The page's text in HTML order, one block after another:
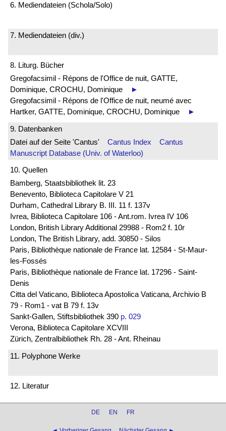
6. Mediendateien (Schola/Solo)
7. Mediendateien (div.)
8. Liturg. Bücher
Gregofacsimil - Répons de l'Office de nuit, GATTE,
Dominique, CROCHU, Dominique
►
Gregofacsimil - Répons de l'Office de nuit, neumé avec
Hartker, GATTE, Dominique, CROCHU, Dominique
►
9. Datenbanken
Datei auf der Seite 'Cantus' Cantus Index
Cantus
Manuscript Database (Univ. of Waterloo)
10. Quellen
Bamberg, Staatsbibliothek lit. 23
Benevento, Biblioteca Capitolare V 21
Durham, Cathedral Library B. III. 11 f. 137v
Ivrea, Biblioteca Capitolare 106 - Ant.rom. Ivrea IV 106
London, British Library Additional 29988 - Rom2 f. 10r
London, The British Library, add. 30850 - Silos
Paris, Bibliothèque nationale de France lat. 12584 - St-Maur-
les-Fossés
Paris, Bibliothèque nationale de France lat. 17296 - Saint-
Denis
Citta del Vaticano, Biblioteca Apostolica Vaticana, Archivio B
79 - Rom1 - vat B 79 f. 13v
Sankt-Gallen, Stiftsbibliothek 390 p. 029
Verona, Biblioteca Capitolare XCVIII
Zürich, Zentralbibliothek Rh. 28 - Ant. Rheinau
11. Polyphone Werke
12. Literatur
DE EN FR